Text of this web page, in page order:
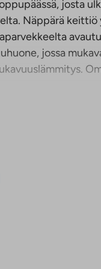
josta
Näppärä
jossa
Raisiossa.
metsäisissä
noin 3 km